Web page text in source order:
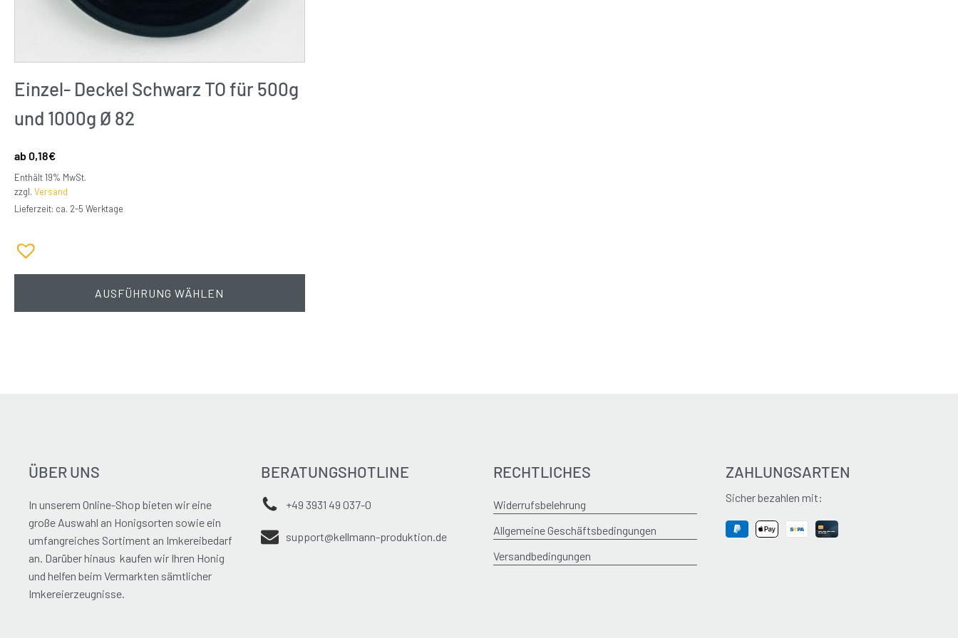
Einzel- Deckel Schwarz TO für 500g
und 1000g Ø 82
0,18€
Enthält 19% MwSt.
zzgl. Versand
Lieferzeit: ca. 2-5 Werktage
AUSFÜHRUNG WÄHLEN
ÜBER UNS
In unserem Online-Shop bieten wir eine
große Auswahl an Honigsorten sowie ein
umfangreiches Sortiment an Imkereibedarf
an. Darüber hinaus kaufen wir Ihren Honig
und helfen beim Vermarkten sämtlicher
Imkereierzeugnisse.
BERATUNGSHOTLINE
+49 3931 49 037-0
support@kellmann-produktion.de
RECHTLICHES
Widerrufsbelehrung
Allgemeine Geschäftsbedingungen
Versandbedingungen
ZAHLUNGSARTEN
Sicher bezahlen mit: